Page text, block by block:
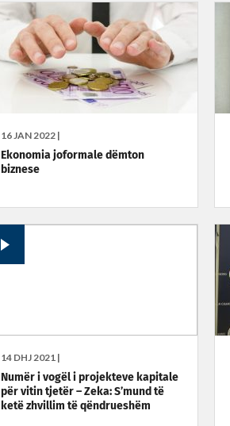
16 JAN 2022 |
Ekonomia joformale dëmton
biznese
14 DHJ 2021 |
Numër i vogël i projekteve kapitale
për vitin tjetër – Zeka: S’mund të
ketë zhvillim të qëndrueshëm